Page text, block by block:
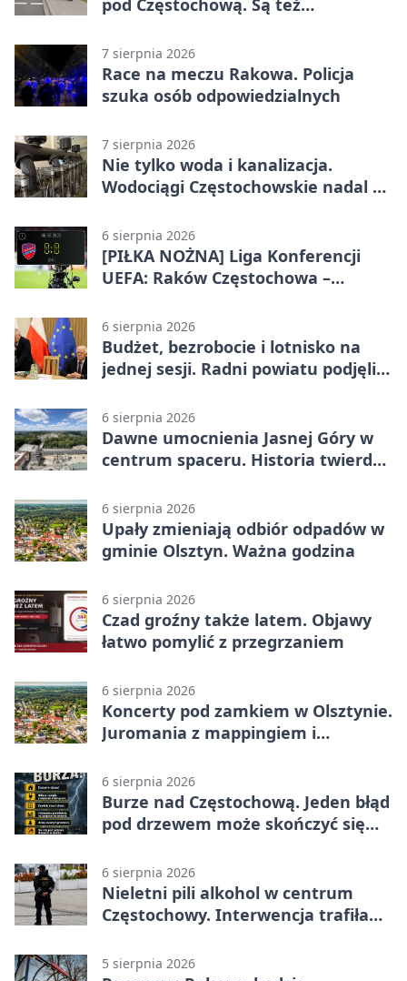
pod Częstochową. Są też
7 sierpnia 2026
Race na meczu Rakowa. Policja
szuka osób odpowiedzialnych
7 sierpnia 2026
Nie tylko woda i kanalizacja.
Wodociągi Częstochowskie nadal w
6 sierpnia 2026
[PIŁKA NOŻNA] Liga Konferencji
UEFA: Raków Częstochowa –
meczu III rundy eliminacji
6 sierpnia 2026
Budżet, bezrobocie i lotnisko na
jednej sesji. Radni powiatu podjęli
6 sierpnia 2026
Dawne umocnienia Jasnej Góry w
centrum spaceru. Historia twierdzy
6 sierpnia 2026
Upały zmieniają odbiór odpadów w
gminie Olsztyn. Ważna godzina
6 sierpnia 2026
Czad groźny także latem. Objawy
łatwo pomylić z przegrzaniem
6 sierpnia 2026
Koncerty pod zamkiem w Olsztynie.
Juromania z mappingiem i
6 sierpnia 2026
Burze nad Częstochową. Jeden błąd
pod drzewem może skończyć się
6 sierpnia 2026
Nieletni pili alkohol w centrum
Częstochowy. Interwencja trafiła
5 sierpnia 2026